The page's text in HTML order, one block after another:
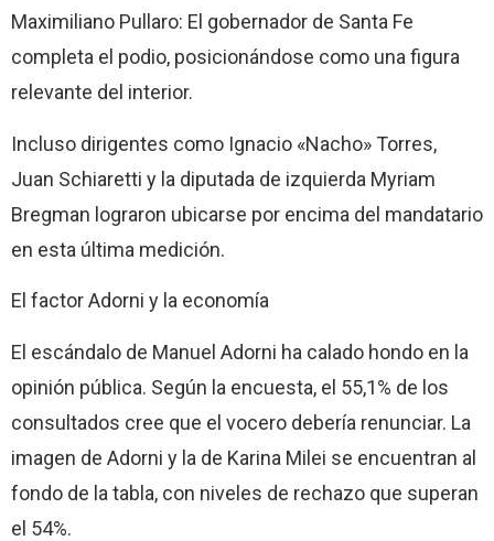
Maximiliano Pullaro: El gobernador de Santa Fe
completa el podio, posicionándose como una figura
relevante del interior.
Incluso dirigentes como Ignacio «Nacho» Torres,
Juan Schiaretti y la diputada de izquierda Myriam
Bregman lograron ubicarse por encima del mandatario
en esta última medición.
El factor Adorni y la economía
El escándalo de Manuel Adorni ha calado hondo en la
opinión pública. Según la encuesta, el 55,1% de los
consultados cree que el vocero debería renunciar. La
imagen de Adorni y la de Karina Milei se encuentran al
fondo de la tabla, con niveles de rechazo que superan
el 54%.